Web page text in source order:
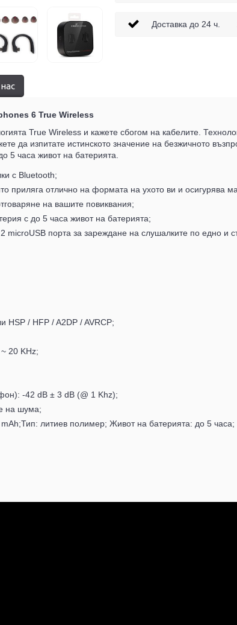
Доставка до 24 ч.
6 True Wireless
True Wireless и кажете сбогом на кабелите.
да изпитате истинското значение на безжичното
5 часа живот на батерията.
с Bluetooth;
приляга отлично на формата на ухото ви и осигурява
на вашите повиквания;
с до 5 часа живот на батерията;
microUSB порта за зареждане на слушалките по едно и
HSP / HFP / A2DP / AVRCP;
20 KHz;
-42 dB ± 3 dB (@ 1 Khz);
на шума;
mAh;Тип: литиев полимер; Живот на батерията: до 5